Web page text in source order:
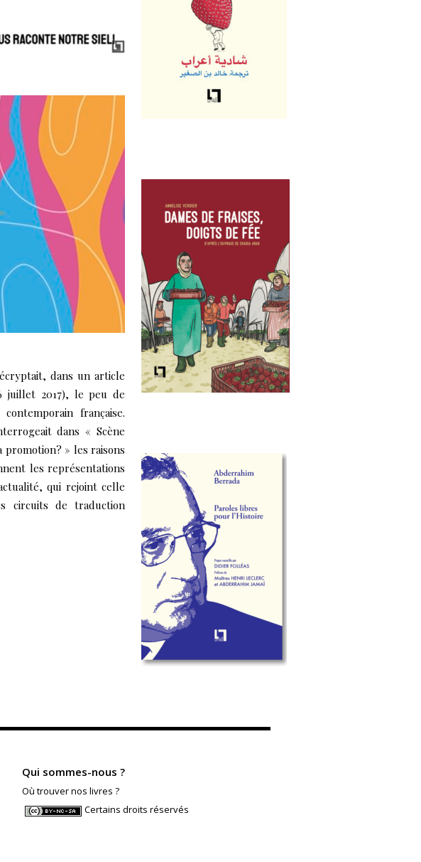
dans un article
juillet 2017), le peu de
française.
dans « Scène
promotion? » les raisons
les représentations
qui rejoint celle
circuits de traduction
Qui sommes-nous ?
Où trouver nos livres ?
Certains droits réservés